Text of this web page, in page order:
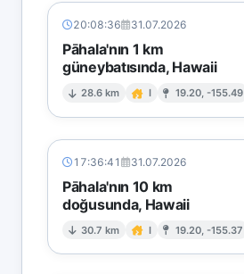
20:08:36 31.07.2026
Pāhala'nın 1 km
güneybatısında, Hawaii
28.6 km I 19.20, -155.49
17:36:41 31.07.2026
Pāhala'nın 10 km
doğusunda, Hawaii
30.7 km I 19.20, -155.37